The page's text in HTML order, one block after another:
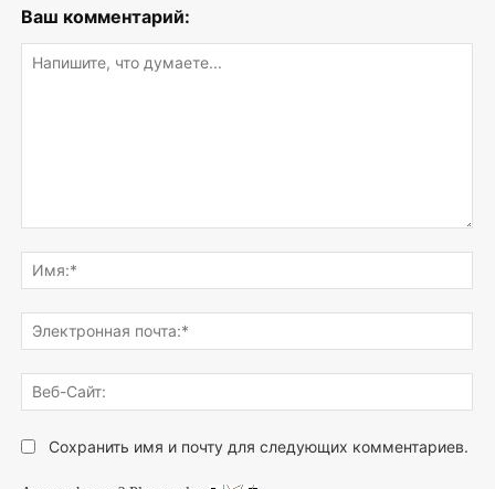
Ваш комментарий:
что
думаете...
Сохранить имя и почту для следующих комментариев.